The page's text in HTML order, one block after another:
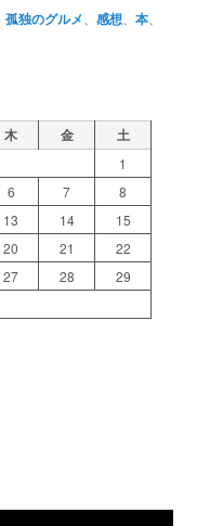
、孤独のグルメ 、感想 、本
木 金 土
1
6 7
8
13 14
15
20 21
22
27 28
29